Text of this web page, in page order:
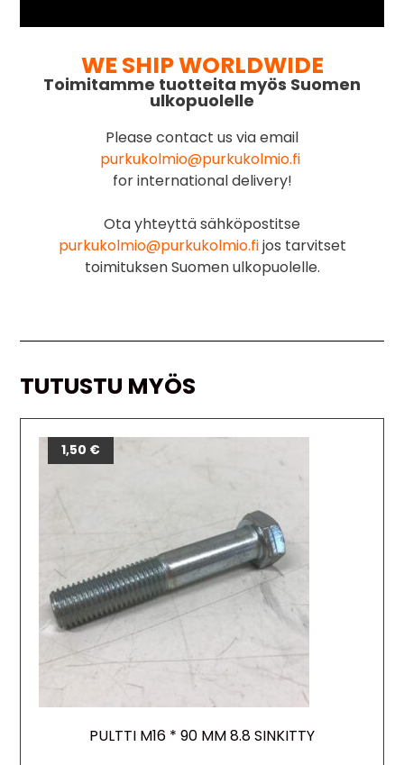
WE SHIP WORLDWIDE
Toimitamme tuotteita myös Suomen
ulkopuolelle
Please contact us via email
purkukolmio@purkukolmio.fi
for international delivery!
Ota yhteyttä sähköpostitse
purkukolmio@purkukolmio.fijos tarvitset
toimituksen Suomen ulkopuolelle.
TUTUSTU MYÖS
PULTTI M16 * 90 MM 8.8 SINKITTY
1,50 €